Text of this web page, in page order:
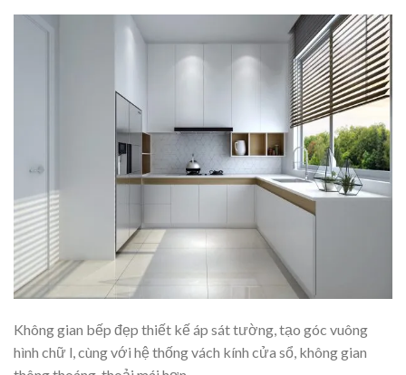
Không gian bếp đẹp thiết kế áp sát tường, tạo góc vuông
hình chữ l, cùng với hệ thống vách kính cửa sổ, không gian